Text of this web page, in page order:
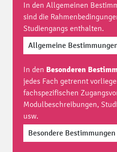
In den Allgemeinen
sind die
Studiengangs enthalten.
Allgemeine
In den Besonderen
jedes Fach getrennt
fachspezifischen
Modulbeschreibungen,
usw.
Besondere Bestimmungen